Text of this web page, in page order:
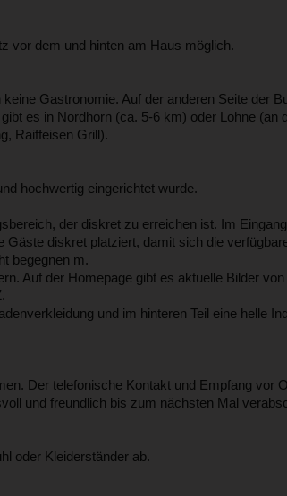
vor dem und hinten am Haus möglich.
Gastronomie. Auf der anderen Seite der
es in Nordhorn (ca. 5-6 km) oder Lohne
Raiffeisen Grill).
hochwertig eingerichtet wurde.
der diskret zu erreichen ist. Im
diskret platziert, damit sich die
begegnen m.
Auf der Homepage gibt es aktuelle Bilder
und im hinteren Teil eine helle
Der telefonische Kontakt und Empfang vor
und freundlich bis zum nächsten Mal
oder Kleiderständer ab.